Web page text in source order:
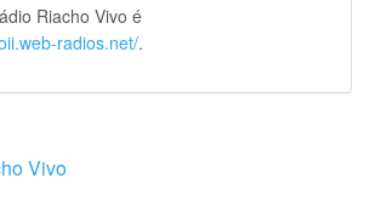
Riacho Vivo é
radios.net/.
Vivo